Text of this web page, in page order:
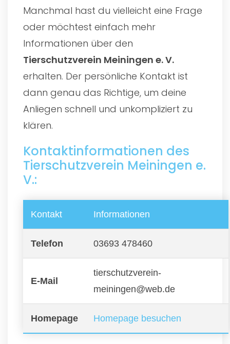
Manchmal hast du vielleicht eine Frage
oder möchtest einfach mehr
Informationen über den
Tierschutzverein Meiningen e. V.
erhalten. Der persönliche Kontakt ist
dann genau das Richtige, um deine
Anliegen schnell und unkompliziert zu
klären.
Kontaktinformationen des
Tierschutzverein Meiningen e.
V.:
Kontakt Informationen
Telefon 03693 478460
E-Mail
tierschutzverein-
meiningen@web.de
Homepage Homepage besuchen